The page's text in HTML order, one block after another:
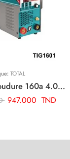
TOTAL
TOTAL poste soudure 160a 4.0 tig mma onduleur TIG1601
947.000 TND